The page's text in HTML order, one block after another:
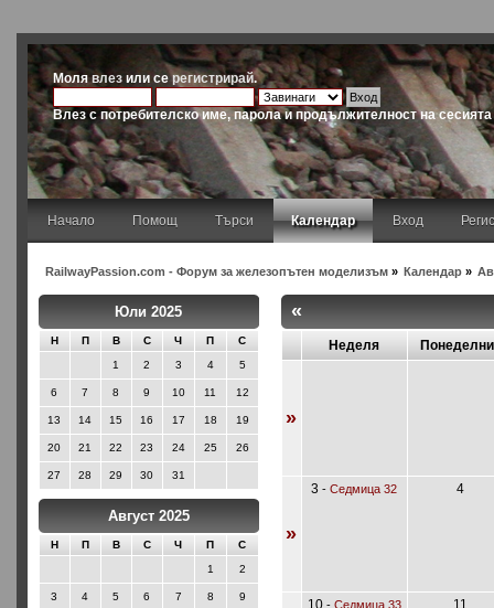
Молявлез или серегистрирай.
Влез с потребителско име, парола и продължителност на сесията
Начало Помощ Търси Календар Вход
RailwayPassion.com - Форум за железопътен моделизъм» Календар »
Юли 2025
Н П В С Ч П
С
1
2 3 4 5
6 7 8 9 10 11 12
13 14 15 16 17 18 19
20 21 22 23 24 25 26
27 28 29 30 31
Август 2025
Н П В С Ч П
С
1
2
3 4 5 6 7 8 9
«
Неделя
»
»
3 - Седмица 32 4
10- Седмица 33 11